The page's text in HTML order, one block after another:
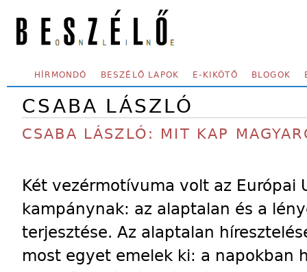
SECONDARY MENU
HÍRMONDÓ BESZÉLŐ LAPOK E-KIKÖTŐ BLOGOK
CSABA LÁSZLÓ
CSABA LÁSZLÓ: MIT KAP
Két vezérmotívuma volt az Európai
kampánynak: az alaptalan és a
terjesztése. Az alaptalan
most egyet emelek ki: a napokban